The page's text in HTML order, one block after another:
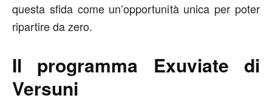
questa sfida come un’opportunità unica per poter
ripartire da zero.
Il programma Exuviate di
Versuni